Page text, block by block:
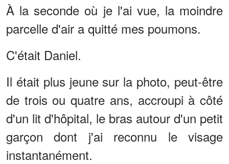
À la seconde où je l'ai vue, la moindre
parcelle d'air a quitté mes poumons.
C'était Daniel.
Il était plus jeune sur la photo, peut-être
de trois ou quatre ans, accroupi à côté
d'un lit d'hôpital, le bras autour d'un petit
garçon dont j'ai reconnu le visage
instantanément.